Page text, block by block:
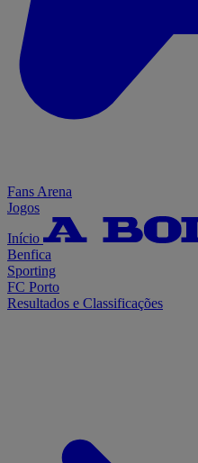
Fans Arena
Jogos
Início
Benfica
Sporting
FC Porto
Resultados e Classificações